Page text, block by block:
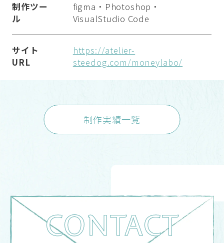
制作ツー
ル
figma・Photoshop・
VisualStudio Code
サイト
URL
https://atelier-
steedog.com/moneylabo/
制作実績一覧
CONTACT